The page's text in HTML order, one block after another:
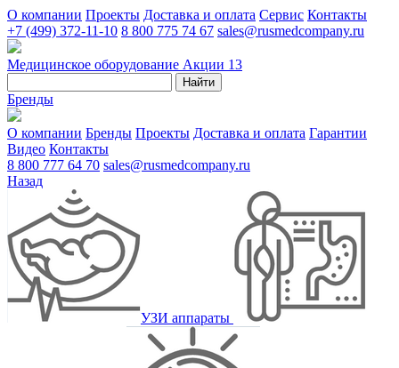
О компании Проекты Доставка и оплата Сервис Контакты
+7 (499) 372-11-10 8 800 775 74 67 sales@rusmedcompany.ru
Медицинское оборудование Акции 13
Найти
Бренды
О компании Бренды Проекты Доставка и оплата Гарантии
Видео Контакты
8 800 777 64 70 sales@rusmedcompany.ru
Назад
УЗИ аппараты